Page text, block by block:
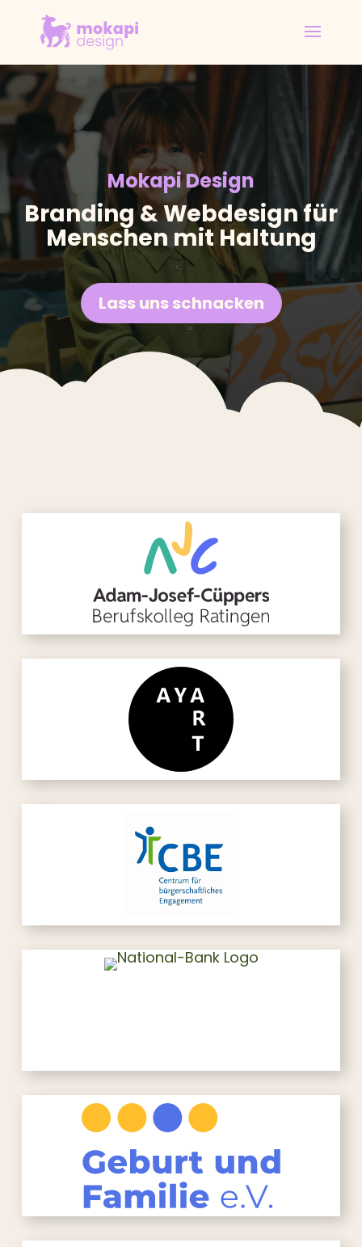
Mokapi Design
Branding & Webdesign für
Menschen mit Haltung
Lass uns schnacken